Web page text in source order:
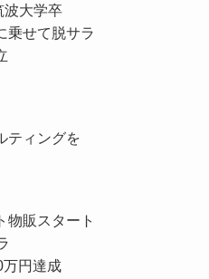
波大学卒
乗せて脱サラ
ティングを
物販スタート
円達成